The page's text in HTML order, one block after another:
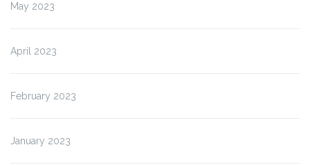
May 2023
April 2023
February 2023
January 2023